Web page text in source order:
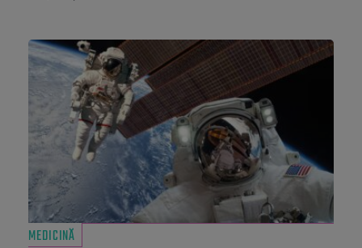
MEDICINĂ